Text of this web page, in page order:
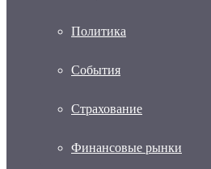
Политика
События
Страхование
Финансовые рынки